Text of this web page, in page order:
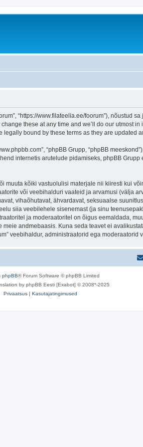
“https://www.filateelia.ee/foorum”), nõustud
these at any time and we’ll do our utmost
bound by these terms as they are updated
“phpBB Grupp, “phpBB
internetis arutelude pidamiseks, phpBB
kõiki vastuolulisi materjale nii kiiresti kui
või veebihalduri vaateid ja arvamusi (välja
vihaõhutavat, ähvardavat, seksuaalse
siia veebilehele sisenemast (ja sinu
ja moderaatoritel on õigus eemaldada,
andmebaasis. Kuna seda teavet ei
veebihaldur, administraatorid ega moderaatorid
phpBB® Forum Software © phpBB Limited
by phpBB Eesti [Exabot] © 2008*-2025
Privaatsus | Kasutajatingimused